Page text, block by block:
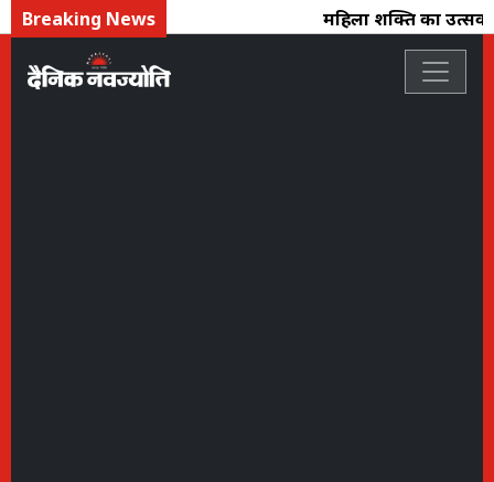
Breaking News महिला शक्ति का उत्सव